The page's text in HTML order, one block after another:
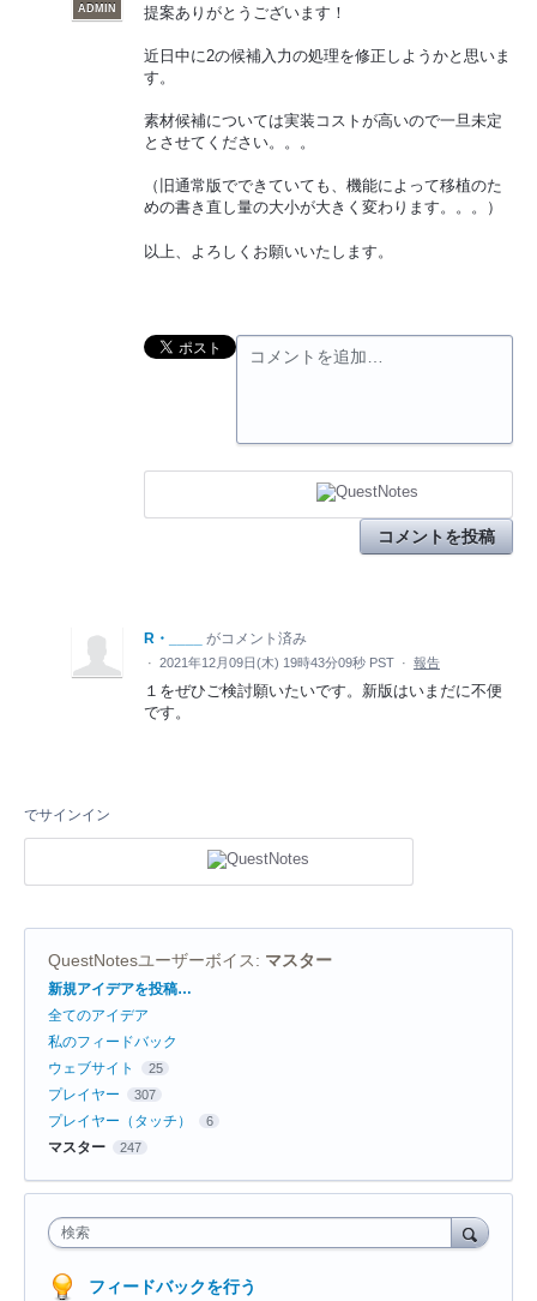
ADMIN 提案ありがとうございます！
近日中に2の候補入力の処理を修正しようかと思いま
す。
素材候補については実装コストが高いので一旦未定
とさせてください。。。
（旧通常版でできていても、機能によって移植のた
めの書き直し量の大小が大きく変わります。。。）
以上、よろしくお願いいたします。
コメントを追加…
コメントを投稿
R・____ がコメント済み
· 2021年12月09日(木) 19時43分09秒 PST · 報告
１をぜひご検討願いたいです。新版はいまだに不便
です。
でサインイン
QuestNotesユーザーボイス: マスター
カ
ゴ
リ
新規アイデアを投稿…
全てのアイデア
私のフィードバック
ウェブサイト
25
プレイヤー 307
プレイヤー（タッチ） 6
マスター 247
検索
フィードバックを行う